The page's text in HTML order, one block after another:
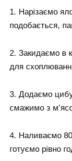
1. Нарізаємо
подобається,
2. Закидаємо в
для
3. Додаємо
смажимо з
4. Наливаємо 80
готуємо рівно